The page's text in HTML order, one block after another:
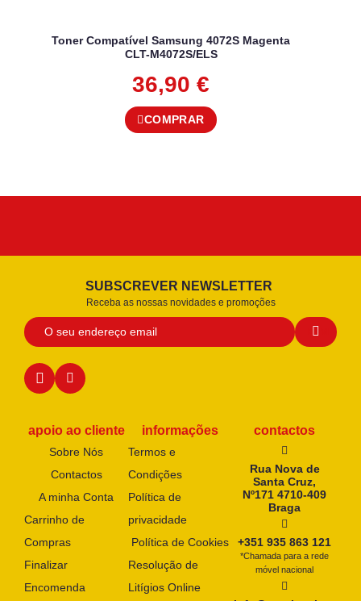
Toner Compatível Samsung 4072S Magenta
CLT-M4072S/ELS
36,90 €
COMPRAR
SUBSCREVER NEWSLETTER
Receba as nossas novidades e promoções
apoio ao cliente
Sobre Nós
Contactos
A minha Conta
Carrinho de
Compras
Finalizar
Encomenda
informações
Termos e
Condições
Política de
privacidade
Política de Cookies
Resolução de
Litígios Online
contactos
Rua Nova de
Santa Cruz,
Nº171 4710-409
Braga
+351 935 863 121
*Chamada para a rede
móvel nacional